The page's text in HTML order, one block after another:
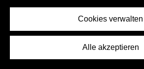
Cookies verwalten
Alle akzeptieren